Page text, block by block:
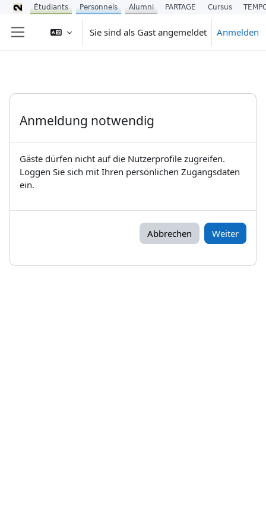
Website-Übersicht
Sie sind als Gast angemeldet Anmelden
Anmeldung notwendig
Gäste dürfen nicht auf die Nutzerprofile zugreifen.
Loggen Sie sich mit Ihren persönlichen Zugangsdaten
ein.
Abbrechen Weiter
Étudiants Personnels Alumni PARTAGE Cursus